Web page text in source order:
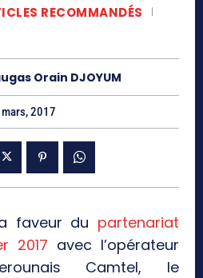
RECOMMANDÉS
Orain DJOYUM
2017
faveur du partenariat
2017 avec l’opérateur
Camtel, le